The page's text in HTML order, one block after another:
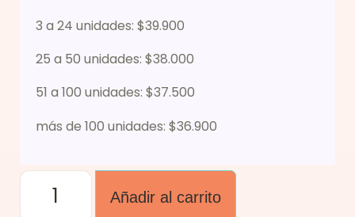
3 a 24 unidades: $39.900
25 a 50 unidades: $38.000
51 a 100 unidades: $37.500
más de 100 unidades: $36.900
Añadir al carrito